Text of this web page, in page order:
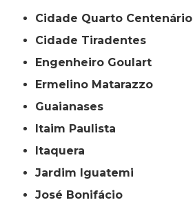
Cidade Quarto Centenário
Cidade Tiradentes
Engenheiro Goulart
Ermelino Matarazzo
Guaianases
Itaim Paulista
Itaquera
Jardim Iguatemi
José Bonifácio